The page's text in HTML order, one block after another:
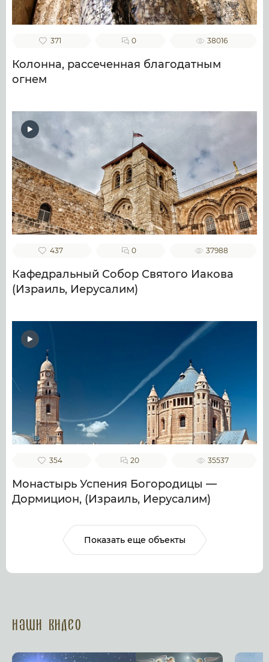
371 0 38016
Колонна, рассеченная благодатным
огнем
437 0 37988
Кафедральный Собор Святого Иакова
(Израиль, Иерусалим)
354 20 35537
Монастырь Успения Богородицы —
Дормицион, (Израиль, Иерусалим)
Показать еще объекты
Наши Видео